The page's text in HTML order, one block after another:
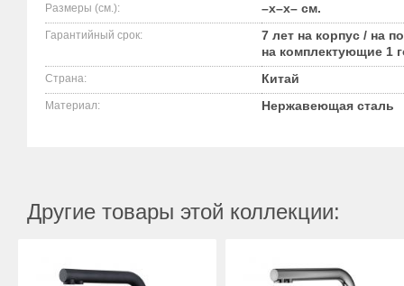
Размеры (см.): –x–x– см.
Гарантийный срок:
7 лет на корпус / на
на комплектующие 1
Страна: Китай
Материал: Нержавеющая сталь
Другие товары этой коллекции: